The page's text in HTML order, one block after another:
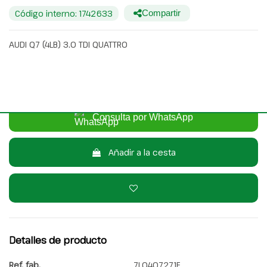
Código interno: 1742633 Compartir
AUDI Q7 (4LB) 3.0 TDI QUATTRO
Consulta por WhatsApp
Añadir a la cesta
Detalles de producto